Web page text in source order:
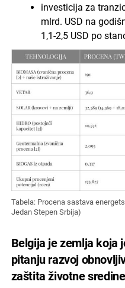
investicija za
mlrd. USD na
1,1-2,5 USD po
Tabela: Procena sastava
Jedan Stepen Srbija)
Belgija je zemlja koja
pitanju razvoj
zaštita životne sredine